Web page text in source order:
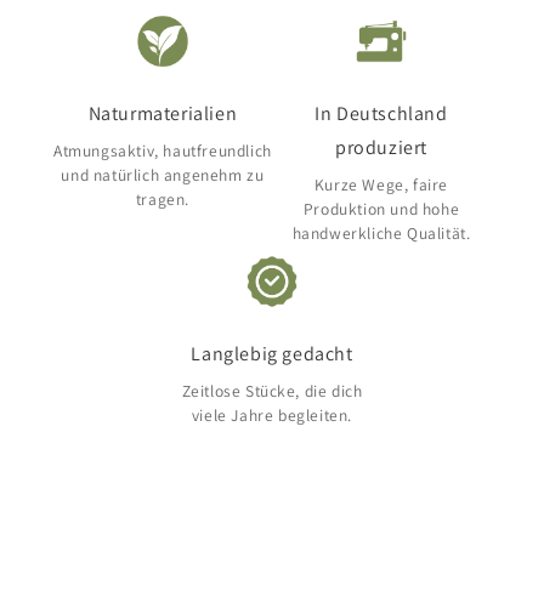
Naturmaterialien
Atmungsaktiv, hautfreundlich
und natürlich angenehm zu
tragen.
In Deutschland
produziert
Kurze Wege, faire
Produktion und hohe
handwerkliche Qualität.
Langlebig gedacht
Zeitlose Stücke, die dich
viele Jahre begleiten.